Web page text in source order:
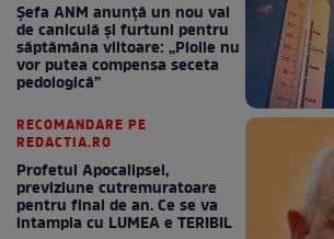
Șefa ANM anunță un nou val
de caniculă și furtuni pentru
săptămâna viitoare: „Ploile nu
vor putea compensa seceta
pedologică”
RECOMANDARE PE
REDACTIA.RO
Profetul Apocalipsei,
previziune cutremuratoare
pentru final de an. Ce se va
intampla cu LUMEA e TERIBIL